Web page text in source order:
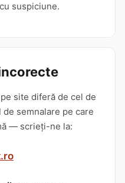
suspiciune.
site diferă de cel de
de semnalare pe care
— scrieți-ne la: